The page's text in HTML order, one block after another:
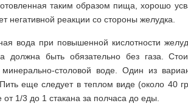
таким образом пища, хорошо
негативной реакции со стороны желудка.
вода при повышенной кислотности
должна быть обязательно без газа.
столовой воде. Один из
еще следует в теплом виде (около 40
от 1/3 до 1 стакана за полчаса до еды.